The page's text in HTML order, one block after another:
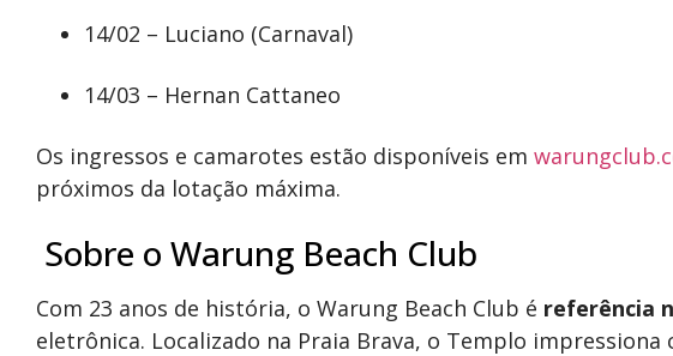
14/02 – Luciano (Carnaval)
14/03 – Hernan Cattaneo
Os ingressos e camarotes estão disponíveis em
próximos da lotação máxima.
Sobre o Warung Beach Club
Com 23 anos de história, o Warung Beach Club é referência
eletrônica. Localizado na Praia Brava, o Templo